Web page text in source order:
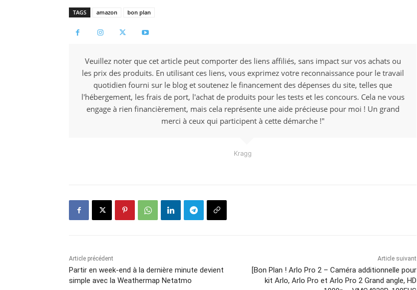
TAGS amazon bon plan
Veuillez noter que cet article peut comporter des liens affiliés, sans impact sur vos achats ou
les prix des produits. En utilisant ces liens, vous exprimez votre reconnaissance pour le travail
quotidien fourni sur le blog et soutenez le financement des dépenses du site, telles que
l'hébergement, les frais de port, l'achat de produits pour les tests et les concours. Cela ne vous
engage à rien financièrement, mais cela représente une aide précieuse pour moi ! Un grand
merci à ceux qui participent à cette démarche !"
Kragg
Article précédent
Partir en week-end à la dernière minute devient
simple avec la Weathermap Netatmo
Article suivant
[Bon Plan ! Arlo Pro 2 – Caméra additionnelle pour
kit Arlo, Arlo Pro et Arlo Pro 2 Grand angle, HD